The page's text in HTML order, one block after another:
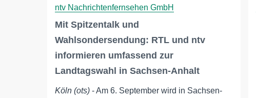
ntv Nachrichtenfernsehen GmbH
Mit Spitzentalk und
Wahlsondersendung: RTL und ntv
informieren umfassend zur
Landtagswahl in Sachsen-Anhalt
Köln (ots) - Am 6. September wird in Sachsen-